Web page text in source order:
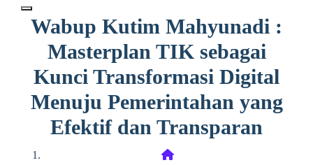
Wabup Kutim Mahyunadi :
Masterplan TIK sebagai
Kunci Transformasi Digital
Menuju Pemerintahan yang
Efektif dan Transparan